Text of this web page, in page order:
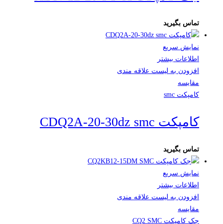
تماس بگیرید
نمایش سریع
اطلاعات بیشتر
افزودن به لیست علاقه مندی
مقایسه
کامپکت smc
کامپکت CDQ2A-20-30dz smc
تماس بگیرید
نمایش سریع
اطلاعات بیشتر
افزودن به لیست علاقه مندی
مقایسه
جک کامپکت CQ2 SMC